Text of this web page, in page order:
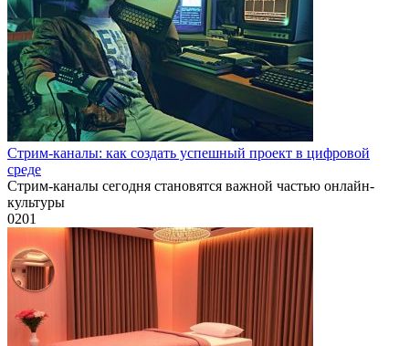
Стрим-каналы: как создать успешный проект в цифровой
среде
Стрим-каналы сегодня становятся важной частью онлайн-
культуры
0201